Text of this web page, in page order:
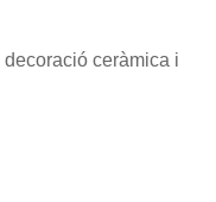
decoració ceràmica i